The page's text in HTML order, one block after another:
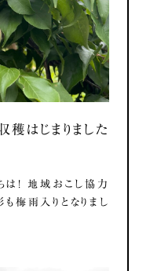
はじまりました
！ 地域おこし協力
雨入りとなりまし